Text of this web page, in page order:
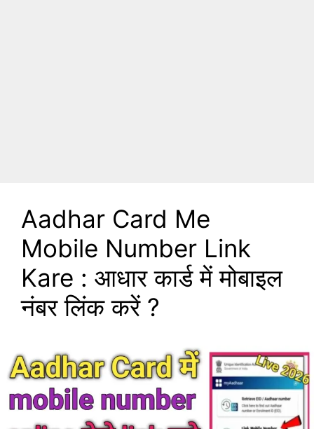
Aadhar Card Me
Mobile Number Link
Kare : आधार कार्ड में मोबाइल
नंबर लिंक करें ?